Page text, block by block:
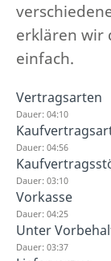
erklären wir
einfach.
Vertragsarten
Dauer: 04:10
Dauer: 04:56
Dauer: 03:10
Vorkasse
Dauer: 04:25
Unter
Dauer: 03:37